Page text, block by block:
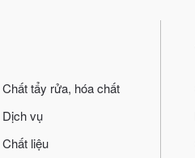
Chất tẩy rửa, hóa chất
Dịch vụ
Chất liệu